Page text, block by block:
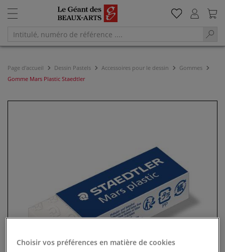
Page d'accueil Dessin Pastels Accessoires pour le dessin
Gommes
Gomme Mars Plastic Staedtler
Choisir vos préférences en matière de cookies